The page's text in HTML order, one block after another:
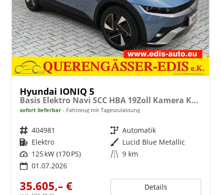
Hyundai IONIQ 5
Basis Elektro Navi SCC HBA 19Zoll Kamera Keyless
sofort lieferbar Fahrzeug mit Tageszulassung
Fahrzeugnr. 404981 Getriebe Automatik
Kraftstoff Elektro Außenfarbe Lucid Blue Metallic
Leistung 125 kW (170 PS) Kilometerstand 9 km
01.07.2026
35.605,– € Details